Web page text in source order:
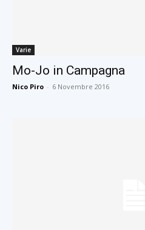
Varie
Mo-Jo in Campagna
Nico Piro - 6 Novembre 2016